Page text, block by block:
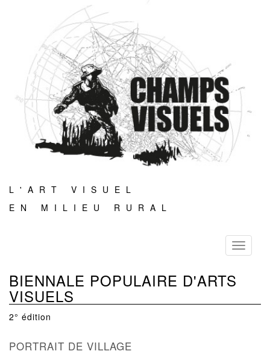
L'ART VISUEL
EN MILIEU RURAL
Toggle
BIENNALE POPULAIRE D'ARTS
VISUELS
2° édition
PORTRAIT DE VILLAGE